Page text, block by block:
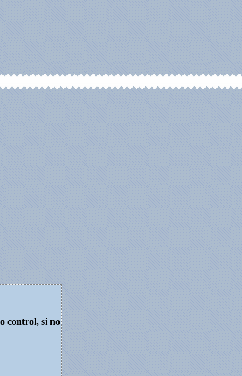
control, si no